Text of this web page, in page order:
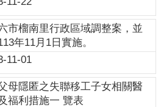
市榴南里行政區域調整案，並
年11月1日實施。
11-01
母隱匿之失聯移工子女相關醫
福利措施一 覽表